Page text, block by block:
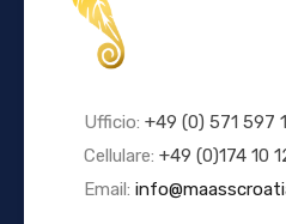
Ufficio: +49 (0) 571 597
Cellulare: +49 (0)174 10
Email: